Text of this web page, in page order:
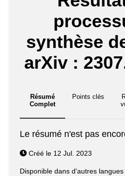
synthèse
arXiv :
Résumé
Complet
Points clés
Le résumé n'est pas
Créé le 12 Jul. 2023
Disponible dans d'autres langues